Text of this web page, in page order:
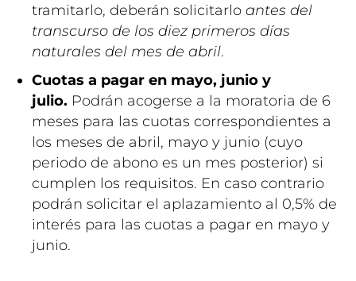
tramitarlo, deberán solicitarloantes del
transcurso de los diez primeros días
naturales del mes de abril.
Cuotas a pagar en mayo, junio y
julio. Podrán acogerse a la moratoria de 6
meses para las cuotas correspondientes a
los meses de abril, mayo y junio (cuyo
periodo de abono es un mes posterior) si
cumplen los requisitos. En caso contrario
podrán solicitar el aplazamiento al 0,5% de
interés para las cuotas a pagar en mayo y
junio.